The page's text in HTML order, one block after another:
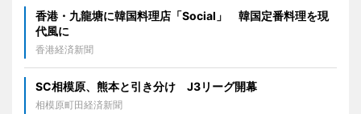
香港・九龍塘に韓国料理店「Social」 韓国定番料理を現
代風に
香港経済新聞
SC相模原、熊本と引き分け J3リーグ開幕
相模原町田経済新聞